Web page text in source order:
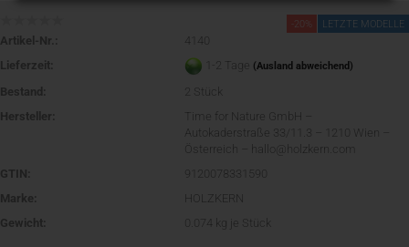
-20% LETZTE MODELLE
Artikel-Nr.:
4140
Lieferzeit:
1-2 Tage (Ausland abweichend)
Bestand:
Stück
Hersteller:
Time for Nature GmbH –
Autokaderstraße 33/11.3 – 1210 Wien –
Österreich – hallo@holzkern.com
GTIN:
9120078331590
Marke:
HOLZKERN
Gewicht:
0.074 kg je Stück